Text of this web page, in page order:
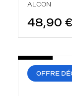
ALCON
48,90 €
OFFRE